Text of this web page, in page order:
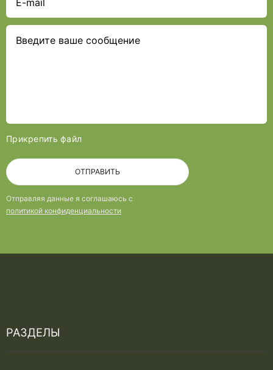
Прикрепить файл
ОТПРАВИТЬ
Отправляя данные я соглашаюсь с
политикой конфиденциальности
РАЗДЕЛЫ